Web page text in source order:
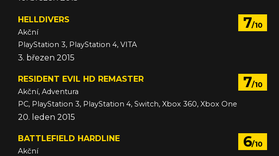
7/10
HELLDIVERS
Akční
PlayStation 3, PlayStation 4, VITA
3. březen 2015
7/10
RESIDENT EVIL HD REMASTER
Akční, Adventura
PC, PlayStation 3, PlayStation 4, Switch, Xbox 360, Xbox One
20. leden 2015
6/10
BATTLEFIELD HARDLINE
Akční